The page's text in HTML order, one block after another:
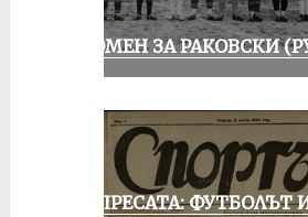
СПОМЕН ЗА РАКОВСКИ
ОТ ПРЕСАТА: ФУТБОЛЪТ